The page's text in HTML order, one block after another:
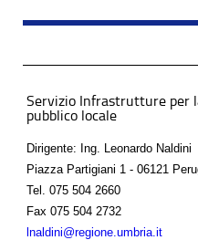
Servizio Infrastrutture per
pubblico locale
Dirigente: Ing. Leonardo Naldini
Piazza Partigiani 1 - 06121
Tel.
075 504 2660
Fax 075 504 2732
lnaldini@regione.umbria.it